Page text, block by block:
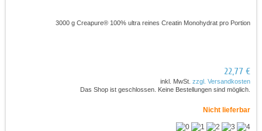
3000 g Creapure® 100% ultra reines Creatin Monohydrat pro Portion
22,77 €
inkl. MwSt. zzgl. Versandkosten
Das Shop ist geschlossen. Keine Bestellungen sind möglich.
Nicht lieferbar